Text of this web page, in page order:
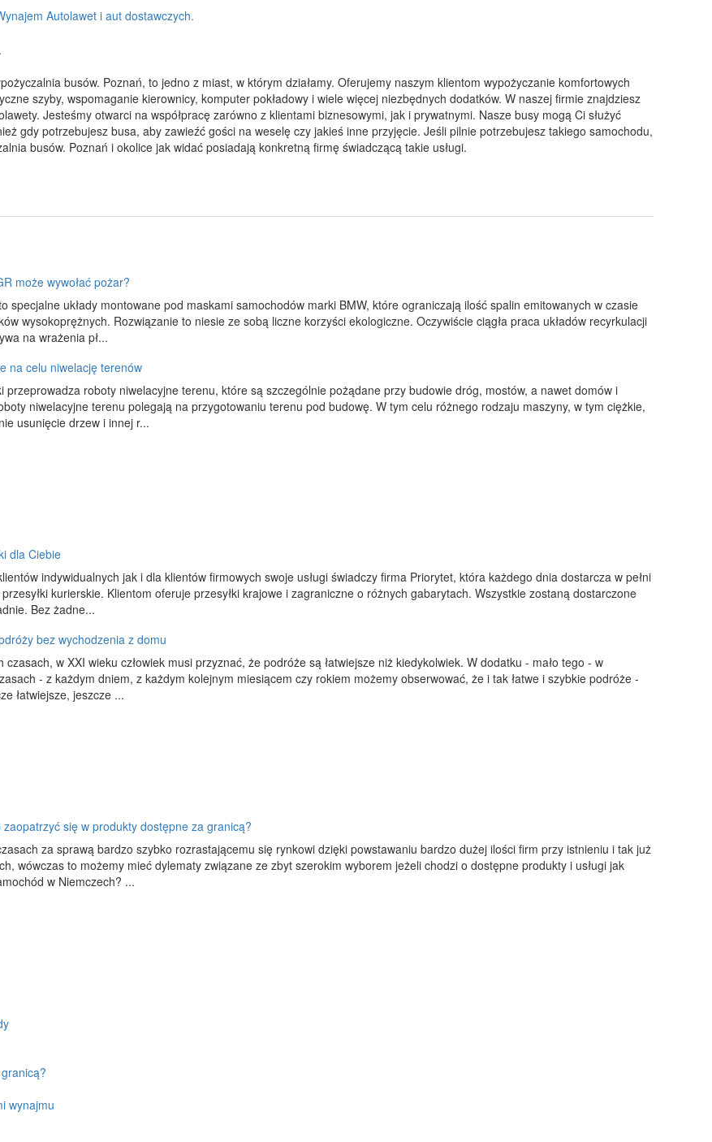
Autolawet i aut dostawczych.
busów. Poznań, to jedno z miast, w którym działamy. Oferujemy naszym klientom wypożyczanie komfortowych
szyby, wspomaganie kierownicy, komputer pokładowy i wiele więcej niezbędnych dodatków. W naszej firmie znajdziesz
Jesteśmy otwarci na współpracę zarówno z klientami biznesowymi, jak i prywatnymi. Nasze busy mogą Ci służyć
gdy potrzebujesz busa, aby zawieźć gości na weselę czy jakieś inne przyjęcie. Jeśli pilnie potrzebujesz takiego samochodu,
busów. Poznań i okolice jak widać posiadają konkretną firmę świadczącą takie usługi.
może wywołać pożar?
specjalne układy montowane pod maskami samochodów marki BMW, które ograniczają ilość spalin emitowanych w czasie
wysokoprężnych. Rozwiązanie to niesie ze sobą liczne korzyści ekologiczne. Oczywiście ciągła praca układów recyrkulacji
na wrażenia pł...
na celu niwelację terenów
przeprowadza roboty niwelacyjne terenu, które są szczególnie pożądane przy budowie dróg, mostów, a nawet domów i
niwelacyjne terenu polegają na przygotowaniu terenu pod budowę. W tym celu różnego rodzaju maszyny, w tym ciężkie,
usunięcie drzew i innej r...
dla Ciebie
indywidualnych jak i dla klientów firmowych swoje usługi świadczy firma Priorytet, która każdego dnia dostarcza w pełni
kurierskie. Klientom oferuje przesyłki krajowe i zagraniczne o różnych gabarytach. Wszystkie zostaną dostarczone
Bez żadne...
bez wychodzenia z domu
czasach, w XXI wieku człowiek musi przyznać, że podróże są łatwiejsze niż kiedykolwiek. W dodatku - mało tego - w
- z każdym dniem, z każdym kolejnym miesiącem czy rokiem możemy obserwować, że i tak łatwe i szybkie podróże -
łatwiejsze, jeszcze ...
zaopatrzyć się w produkty dostępne za granicą?
za sprawą bardzo szybko rozrastającemu się rynkowi dzięki powstawaniu bardzo dużej ilości firm przy istnieniu i tak już
wówczas to możemy mieć dylematy związane ze zbyt szerokim wyborem jeżeli chodzi o dostępne produkty i usługi jak
w Niemczech? ...
wynajmu